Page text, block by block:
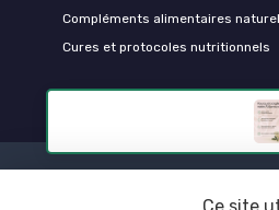
Compléments alimentaires
Cures et protocoles nutritionnels